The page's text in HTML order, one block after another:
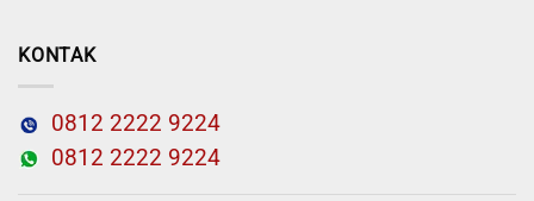
KONTAK
0812 2222 9224
0812 2222 9224